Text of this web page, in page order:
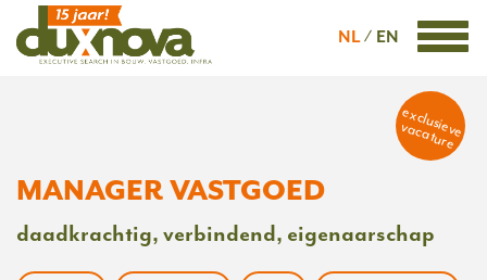
NL EN
exclusieve
vacature
MANAGER VASTGOED
daadkrachtig, verbindend, eigenaarschap